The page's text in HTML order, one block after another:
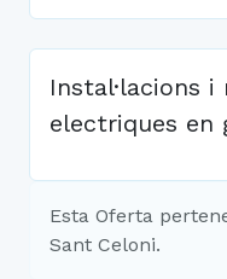
Instal·lacions i
electriques en
Esta Oferta
Sant Celoni.